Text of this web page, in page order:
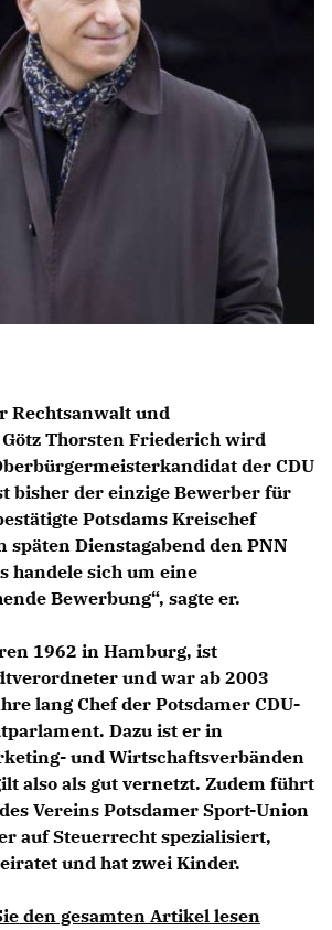
CDU Deutschland
im Brandenburger Landtag
CDU Brandenburg
CDU Potsdam
Rechtsanwalt und
Thorsten Friederich wird
der CDU
bisher der einzige Bewerber für
Potsdams Kreischef
späten Dienstagabend den PNN
handele sich um eine
Bewerbung“, sagte er.
1962 in Hamburg, ist
und war ab 2003
lang Chef der Potsdamer CDU-
Dazu ist er in
und Wirtschaftsverbänden
also als gut vernetzt. Zudem führt
Vereins Potsdamer Sport-Union
auf Steuerrecht spezialisiert,
und hat zwei Kinder.
den gesamten Artikel lesen